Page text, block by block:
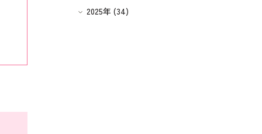
2025年 (34)